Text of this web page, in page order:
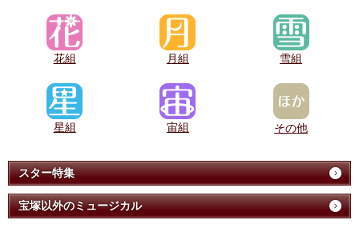
花組 月組 雪組
星組 宙組 その他
スター特集
宝塚以外のミュージカル